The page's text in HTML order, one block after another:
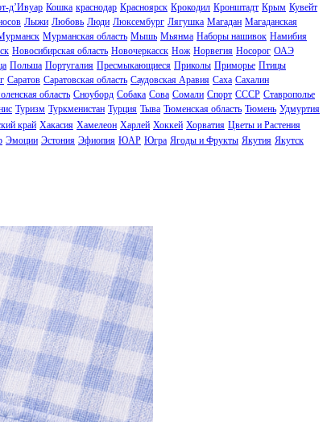
д’Ивуар Кошка краснодар Красноярск Крокодил Кронштадт Крым Кувейт
Лыжи Любовь Люди Люксембург Лягушка Магадан Магаданская
Мурманская область Мышь Мьянма Наборы нашивок Намибия
Новосибирская область Новочеркасск Нож Норвегия Носорог ОАЭ
Польша Португалия Пресмыкающиеся Приколы Приморье Птицы
Саратов Саратовская область Саудовская Аравия Саха Сахалин
область Сноуборд Собака Сова Сомали Спорт СССР Ставрополье
Туризм Туркменистан Турция Тыва Тюменская область Тюмень Удмуртия
край Хакасия Хамелеон Харлей Хоккей Хорватия Цветы и Растения
Эмоции Эстония Эфиопия ЮАР Югра Ягоды и Фрукты Якутия Якутск